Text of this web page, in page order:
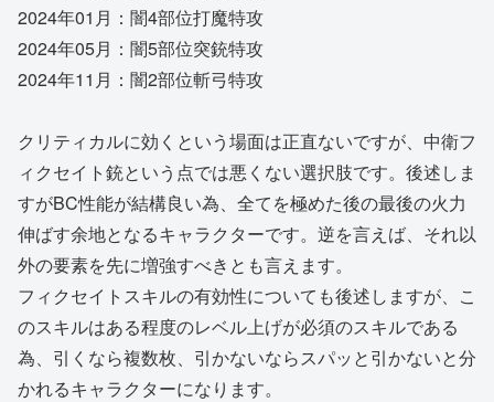
2024年01月：闇4部位打魔特攻
2024年05月：闇5部位突銃特攻
2024年11月：闇2部位斬弓特攻
クリティカルに効くという場面は正直ないですが、中衛フ
ィクセイト銃という点では悪くない選択肢です。後述しま
すがBC性能が結構良い為、全てを極めた後の最後の火力
伸ばす余地となるキャラクターです。逆を言えば、それ以
外の要素を先に増強すべきとも言えます。
フィクセイトスキルの有効性についても後述しますが、こ
のスキルはある程度のレベル上げが必須のスキルである
為、引くなら複数枚、引かないならスパッと引かないと分
かれるキャラクターになります。